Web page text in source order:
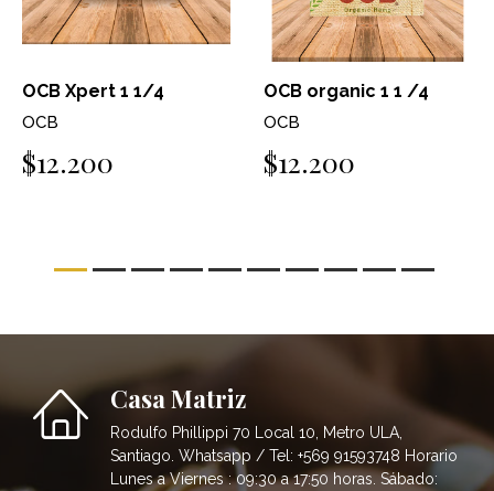
OCB Xpert 1 1/4
OCB
$12.200
OCB organic 1 1 /4
OCB
$12.200
Casa Matriz
Rodulfo Phillippi 70 Local 10, Metro ULA,
Santiago. Whatsapp / Tel: +569 91593748 Horario
Lunes a Viernes : 09:30 a 17:50 horas. Sábado: